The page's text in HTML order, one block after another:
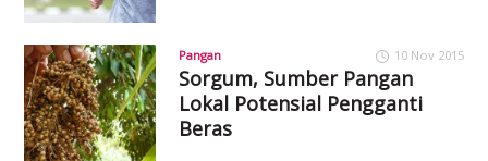
Pangan 10 Nov 2015
Sorgum, Sumber Pangan
Lokal Potensial Pengganti
Beras